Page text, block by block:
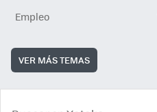
Empleo
VER MÁS TEMAS